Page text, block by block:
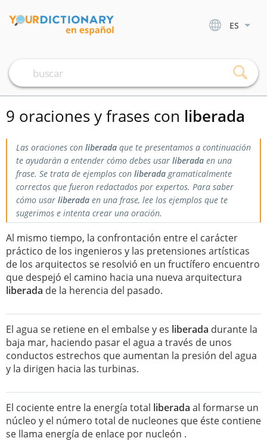
ES
9 oraciones y frases con liberada
Las oraciones con liberada que te presentamos a continuación
te ayudarán a entender cómo debes usar liberada en una
frase. Se trata de ejemplos con liberadagramaticalmente
correctos que fueron redactados por expertos. Para saber
cómo usar liberada en una frase, lee los ejemplos que te
sugerimos e intenta crear una oración.
Al mismo tiempo, la confrontación entre el carácter
práctico de los ingenieros y las pretensiones artísticas
de los arquitectos se resolvió en un fructífero encuentro
que despejó el camino hacia una nueva arquitectura
liberada de la herencia del pasado.
El agua se retiene en el embalse y es liberada durante la
baja mar, haciendo pasar el agua a través de unos
conductos estrechos que aumentan la presión del agua
y la dirigen hacia las turbinas.
El cociente entre la energía total liberada al formarse un
núcleo y el número total de nucleones que éste contiene
se llama energía de enlace por nucleón .